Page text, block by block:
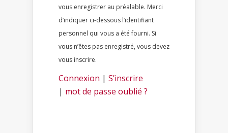
vous enregistrer au préalable. Merci
d’indiquer ci-dessous l’identifiant
personnel qui vous a été fourni. Si
vous n’êtes pas enregistré, vous devez
vous inscrire.
Connexion | S’inscrire
| mot de passe oublié ?